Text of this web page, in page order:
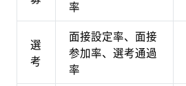
率
選
考
面接設定率、面接
参加率、選考通過
率